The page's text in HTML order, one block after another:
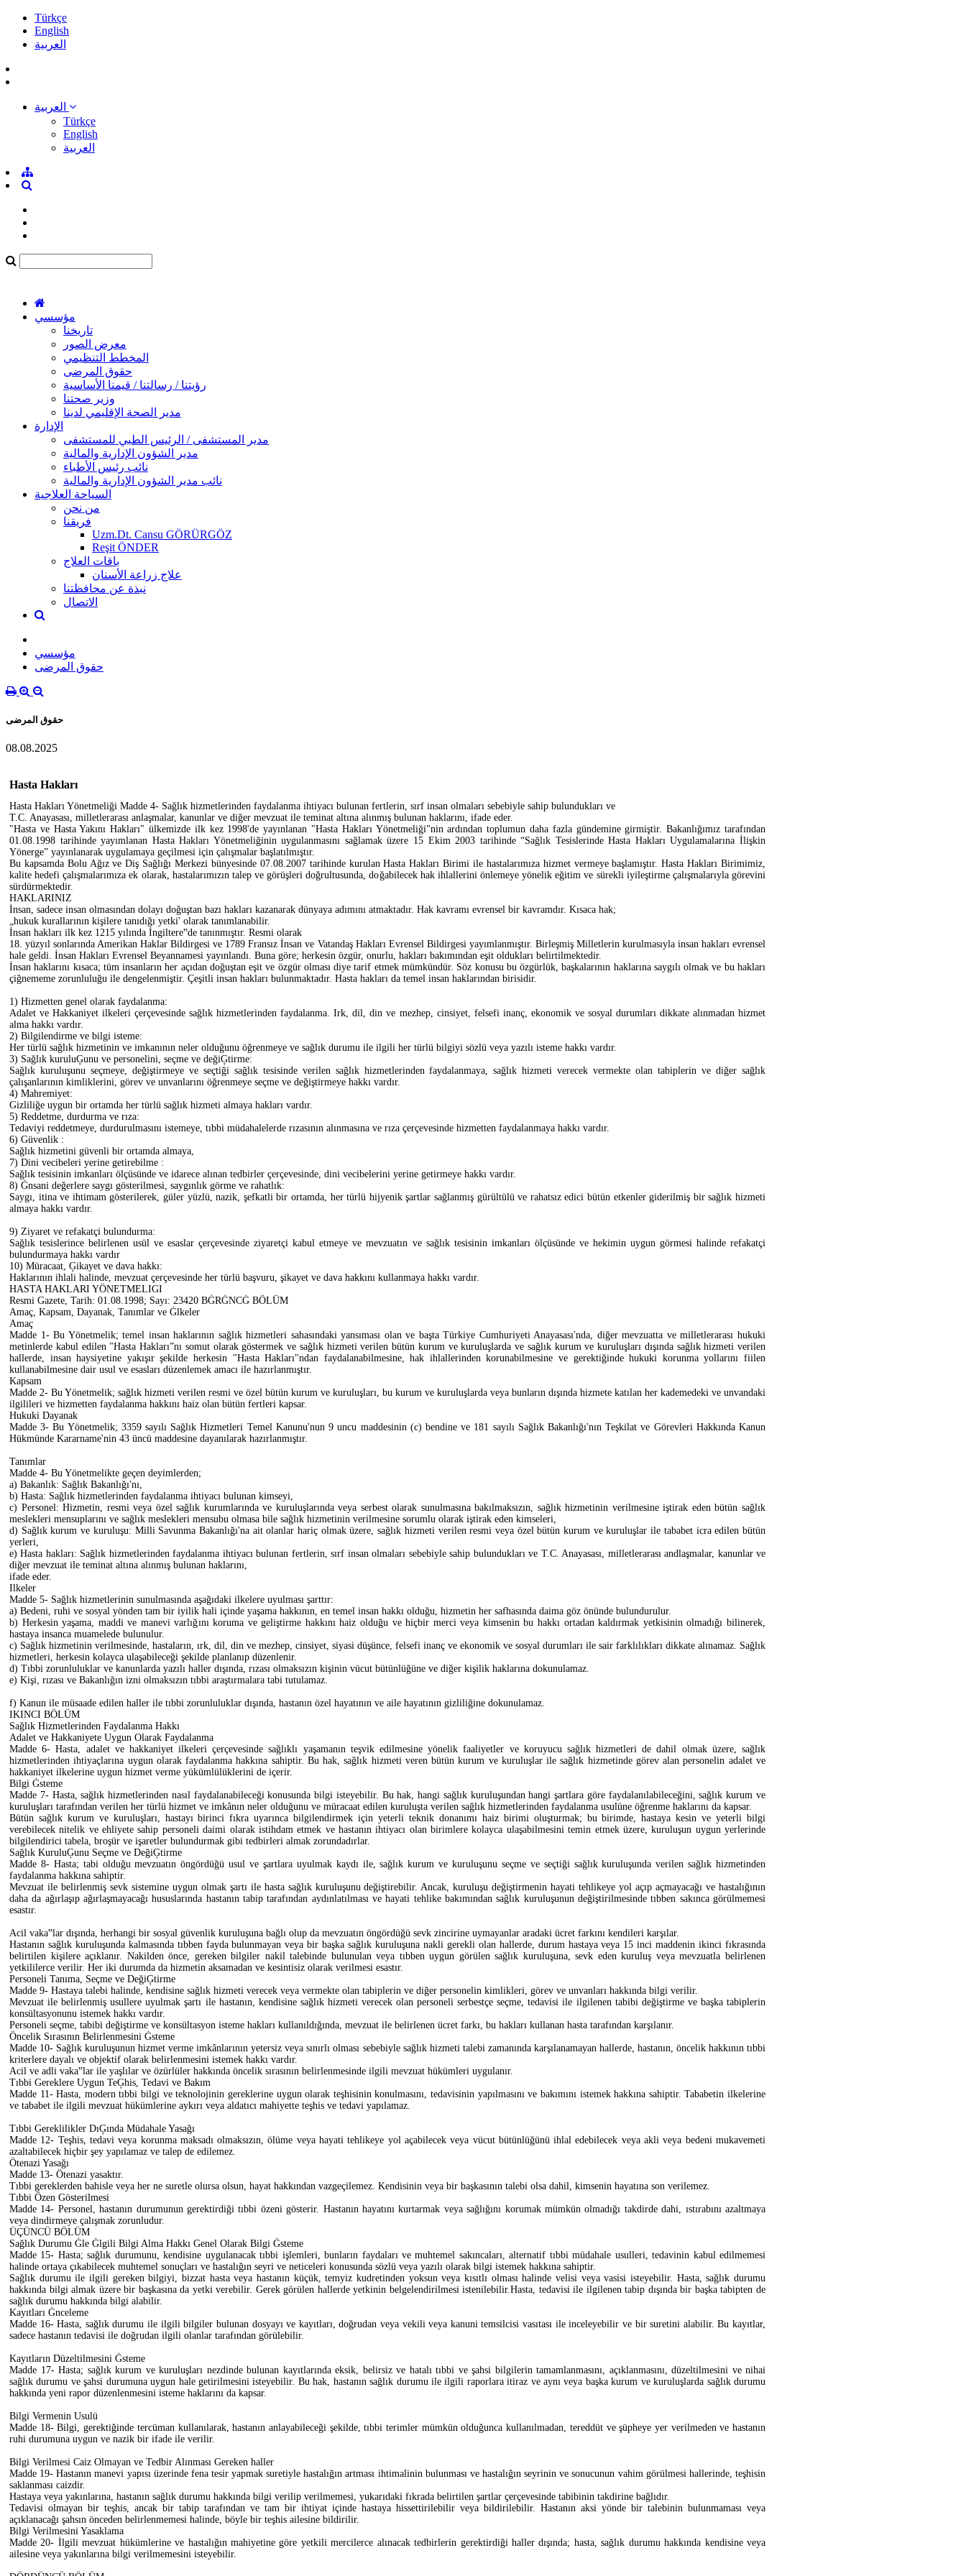
Türkçe
English
العربية
Türkçe
English
العربية
مؤسسي
تاريخنا
معرض الصور
المخطط التنظيمي
حقوق المرضى
رؤيتنا / رسالتنا / قيمنا الأساسية
وزير صحتنا
مدير الصحة الإقليمي لدينا
الإدارة
مدير المستشفى / الرئيس الطبي للمستشفى
مدير الشؤون الإدارية والمالية
نائب رئيس الأطباء
نائب مدير الشؤون الإدارية والمالية
السياحة العلاجية
من نحن
فريقنا
Uzm.Dt. Cansu GÖRÜRGÖZ
Reşit ÖNDER
باقات العلاج
علاج زراعة الأسنان
نبذة عن محافظتنا
الاتصال
مؤسسي
حقوق المرضى
حقوق المرضى
08.08.2025
Hasta Hakları
Hasta Hakları Yönetmeliği Madde 4- Sağlık hizmetlerinden faydalanma ihtiyacı bulunan fertlerin, sırf insan olmaları sebebiyle sahip bulundukları ve
T.C. Anayasası, milletlerarası anlaşmalar, kanunlar ve diğer mevzuat ile teminat altına alınmış bulunan haklarını, ifade eder.
"Hasta ve Hasta Yakını Hakları" ülkemizde ilk kez 1998'de yayınlanan "Hasta Hakları Yönetmeliği"nin ardından toplumun daha fazla gündemine girmiştir. Bakanlığımız tarafından
01.08.1998 tarihinde yayımlanan Hasta Hakları Yönetmeliğinin uygulanmasını sağlamak üzere 15 Ekim 2003 tarihinde “Sağlık Tesislerinde Hasta Hakları Uygulamalarına İlişkin
Yönerge” yayınlanarak uygulamaya geçilmesi için çalışmalar başlatılmıştır.
Bu kapsamda Bolu Ağız ve Diş Sağlığı Merkezi bünyesinde 07.08.2007 tarihinde kurulan Hasta Hakları Birimi ile hastalarımıza hizmet vermeye başlamıştır. Hasta Hakları Birimimiz,
kalite hedefi çalışmalarımıza ek olarak, hastalarımızın talep ve görüşleri doğrultusunda, doğabilecek hak ihlallerini önlemeye yönelik eğitim ve sürekli iyileştirme çalışmalarıyla görevini
sürdürmektedir.
HAKLARINIZ
İnsan, sadece insan olmasından dolayı doğuştan bazı hakları kazanarak dünyaya adımını atmaktadır. Hak kavramı evrensel bir kavramdır. Kısaca hak;
„hukuk kurallarının kişilere tanıdığı yetki' olarak tanımlanabilir.
İnsan hakları ilk kez 1215 yılında İngiltere‟de tanınmıştır. Resmi olarak
18. yüzyıl sonlarında Amerikan Haklar Bildirgesi ve 1789 Fransız İnsan ve Vatandaş Hakları Evrensel Bildirgesi yayımlanmıştır. Birleşmiş Milletlerin kurulmasıyla insan hakları evrensel
hale geldi. İnsan Hakları Evrensel Beyannamesi yayınlandı. Buna göre; herkesin özgür, onurlu, hakları bakımından eşit oldukları belirtilmektedir.
İnsan haklarını kısaca; tüm insanların her açıdan doğuştan eşit ve özgür olması diye tarif etmek mümkündür. Söz konusu bu özgürlük, başkalarının haklarına saygılı olmak ve bu hakları
çiğnememe zorunluluğu ile dengelenmiştir. Çeşitli insan hakları bulunmaktadır. Hasta hakları da temel insan haklarından birisidir.
1) Hizmetten genel olarak faydalanma:
Adalet ve Hakkaniyet ilkeleri çerçevesinde sağlık hizmetlerinden faydalanma. Irk, dil, din ve mezhep, cinsiyet, felsefi inanç, ekonomik ve sosyal durumları dikkate alınmadan hizmet
alma hakkı vardır.
2) Bilgilendirme ve bilgi isteme:
Her türlü sağlık hizmetinin ve imkanının neler olduğunu öğrenmeye ve sağlık durumu ile ilgili her türlü bilgiyi sözlü veya yazılı isteme hakkı vardır.
3) Sağlık kuruluĢunu ve personelini, seçme ve değiĢtirme:
Sağlık kuruluşunu seçmeye, değiştirmeye ve seçtiği sağlık tesisinde verilen sağlık hizmetlerinden faydalanmaya, sağlık hizmeti verecek vermekte olan tabiplerin ve diğer sağlık
çalışanlarının kimliklerini, görev ve unvanlarını öğrenmeye seçme ve değiştirmeye hakkı vardır.
4) Mahremiyet:
Gizliliğe uygun bir ortamda her türlü sağlık hizmeti almaya hakları vardır.
5) Reddetme, durdurma ve rıza:
Tedaviyi reddetmeye, durdurulmasını istemeye, tıbbi müdahalelerde rızasının alınmasına ve rıza çerçevesinde hizmetten faydalanmaya hakkı vardır.
6) Güvenlik :
Sağlık hizmetini güvenli bir ortamda almaya,
7) Dini vecibeleri yerine getirebilme :
Sağlık tesisinin imkanları ölçüsünde ve idarece alınan tedbirler çerçevesinde, dini vecibelerini yerine getirmeye hakkı vardır.
8) Ġnsani değerlere saygı gösterilmesi, saygınlık görme ve rahatlık:
Saygı, itina ve ihtimam gösterilerek, güler yüzlü, nazik, şefkatli bir ortamda, her türlü hijyenik şartlar sağlanmış gürültülü ve rahatsız edici bütün etkenler giderilmiş bir sağlık hizmeti
almaya hakkı vardır.
9) Ziyaret ve refakatçi bulundurma:
Sağlık tesislerince belirlenen usül ve esaslar çerçevesinde ziyaretçi kabul etmeye ve mevzuatın ve sağlık tesisinin imkanları ölçüsünde ve hekimin uygun görmesi halinde refakatçi
bulundurmaya hakkı vardır
10) Müracaat, Ģikayet ve dava hakkı:
Haklarının ihlali halinde, mevzuat çerçevesinde her türlü başvuru, şikayet ve dava hakkını kullanmaya hakkı vardır.
HASTA HAKLARI YÖNETMELIGI
Resmi Gazete, Tarih: 01.08.1998; Sayı: 23420 BĠRĠNCĠ BÖLÜM
Amaç, Kapsam, Dayanak, Tanımlar ve Ġlkeler
Amaç
Madde 1- Bu Yönetmelik; temel insan haklarının sağlık hizmetleri sahasındaki yansıması olan ve başta Türkiye Cumhuriyeti Anayasası'nda, diğer mevzuatta ve milletlerarası hukuki
metinlerde kabul edilen "Hasta Hakları”nı somut olarak göstermek ve sağlık hizmeti verilen bütün kurum ve kuruluşlarda ve sağlık kurum ve kuruluşları dışında sağlık hizmeti verilen
hallerde, insan haysiyetine yakışır şekilde herkesin "Hasta Hakları"ndan faydalanabilmesine, hak ihlallerinden korunabilmesine ve gerektiğinde hukuki korunma yollarını fiilen
kullanabilmesine dair usul ve esasları düzenlemek amacı ile hazırlanmıştır.
Kapsam
Madde 2- Bu Yönetmelik; sağlık hizmeti verilen resmi ve özel bütün kurum ve kuruluşları, bu kurum ve kuruluşlarda veya bunların dışında hizmete katılan her kademedeki ve unvandaki
ilgilileri ve hizmetten faydalanma hakkını haiz olan bütün fertleri kapsar.
Hukuki Dayanak
Madde 3- Bu Yönetmelik; 3359 sayılı Sağlık Hizmetleri Temel Kanunu'nun 9 uncu maddesinin (c) bendine ve 181 sayılı Sağlık Bakanlığı'nın Teşkilat ve Görevleri Hakkında Kanun
Hükmünde Kararname'nin 43 üncü maddesine dayanılarak hazırlanmıştır.
Tanımlar
Madde 4- Bu Yönetmelikte geçen deyimlerden;
a) Bakanlık: Sağlık Bakanlığı'nı,
b) Hasta: Sağlık hizmetlerinden faydalanma ihtiyacı bulunan kimseyi,
c) Personel: Hizmetin, resmi veya özel sağlık kurumlarında ve kuruluşlarında veya serbest olarak sunulmasına bakılmaksızın, sağlık hizmetinin verilmesine iştirak eden bütün sağlık
meslekleri mensuplarını ve sağlık meslekleri mensubu olmasa bile sağlık hizmetinin verilmesine sorumlu olarak iştirak eden kimseleri,
d) Sağlık kurum ve kuruluşu: Milli Savunma Bakanlığı'na ait olanlar hariç olmak üzere, sağlık hizmeti verilen resmi veya özel bütün kurum ve kuruluşlar ile tababet icra edilen bütün
yerleri,
e) Hasta hakları: Sağlık hizmetlerinden faydalanma ihtiyacı bulunan fertlerin, sırf insan olmaları sebebiyle sahip bulundukları ve T.C. Anayasası, milletlerarası andlaşmalar, kanunlar ve
diğer mevzuat ile teminat altına alınmış bulunan haklarını,
ifade eder.
Ilkeler
Madde 5- Sağlık hizmetlerinin sunulmasında aşağıdaki ilkelere uyulması şarttır:
a) Bedeni, ruhi ve sosyal yönden tam bir iyilik hali içinde yaşama hakkının, en temel insan hakkı olduğu, hizmetin her safhasında daima göz önünde bulundurulur.
b) Herkesin yaşama, maddi ve manevi varlığını koruma ve geliştirme hakkını haiz olduğu ve hiçbir merci veya kimsenin bu hakkı ortadan kaldırmak yetkisinin olmadığı bilinerek,
hastaya insanca muamelede bulunulur.
c) Sağlık hizmetinin verilmesinde, hastaların, ırk, dil, din ve mezhep, cinsiyet, siyasi düşünce, felsefi inanç ve ekonomik ve sosyal durumları ile sair farklılıkları dikkate alınamaz. Sağlık
hizmetleri, herkesin kolayca ulaşabileceği şekilde planlanıp düzenlenir.
d) Tıbbi zorunluluklar ve kanunlarda yazılı haller dışında, rızası olmaksızın kişinin vücut bütünlüğüne ve diğer kişilik haklarına dokunulamaz.
e) Kişi, rızası ve Bakanlığın izni olmaksızın tıbbi araştırmalara tabi tutulamaz.
f) Kanun ile müsaade edilen haller ile tıbbi zorunluluklar dışında, hastanın özel hayatının ve aile hayatının gizliliğine dokunulamaz.
IKINCI BÖLÜM
Sağlık Hizmetlerinden Faydalanma Hakkı
Adalet ve Hakkaniyete Uygun Olarak Faydalanma
Madde 6- Hasta, adalet ve hakkaniyet ilkeleri çerçevesinde sağlıklı yaşamanın teşvik edilmesine yönelik faaliyetler ve koruyucu sağlık hizmetleri de dahil olmak üzere, sağlık
hizmetlerinden ihtiyaçlarına uygun olarak faydalanma hakkına sahiptir. Bu hak, sağlık hizmeti veren bütün kurum ve kuruluşlar ile sağlık hizmetinde görev alan personelin adalet ve
hakkaniyet ilkelerine uygun hizmet verme yükümlülüklerini de içerir.
Bilgi Ġsteme
Madde 7- Hasta, sağlık hizmetlerinden nasıl faydalanabileceği konusunda bilgi isteyebilir. Bu hak, hangi sağlık kuruluşundan hangi şartlara göre faydalanılabileceğini, sağlık kurum ve
kuruluşları tarafından verilen her türlü hizmet ve imkânın neler olduğunu ve müracaat edilen kuruluşta verilen sağlık hizmetlerinden faydalanma usulüne öğrenme haklarını da kapsar.
Bütün sağlık kurum ve kuruluşları, hastayı birinci fıkra uyarınca bilgilendirmek için yeterli teknik donanımı haiz birimi oluşturmak; bu birimde, hastaya kesin ve yeterli bilgi
verebilecek nitelik ve ehliyete sahip personeli daimi olarak istihdam etmek ve hastanın ihtiyacı olan birimlere kolayca ulaşabilmesini temin etmek üzere, kuruluşun uygun yerlerinde
bilgilendirici tabela, broşür ve işaretler bulundurmak gibi tedbirleri almak zorundadırlar.
Sağlık KuruluĢunu Seçme ve DeğiĢtirme
Madde 8- Hasta; tabi olduğu mevzuatın öngördüğü usul ve şartlara uyulmak kaydı ile, sağlık kurum ve kuruluşunu seçme ve seçtiği sağlık kuruluşunda verilen sağlık hizmetinden
faydalanma hakkına sahiptir.
Mevzuat ile belirlenmiş sevk sistemine uygun olmak şartı ile hasta sağlık kuruluşunu değiştirebilir. Ancak, kuruluşu değiştirmenin hayati tehlikeye yol açıp açmayacağı ve hastalığının
daha da ağırlaşıp ağırlaşmayacağı hususlarında hastanın tabip tarafından aydınlatılması ve hayati tehlike bakımından sağlık kuruluşunun değiştirilmesinde tıbben sakınca görülmemesi
esastır.
Acil vaka‟lar dışında, herhangi bir sosyal güvenlik kuruluşuna bağlı olup da mevzuatın öngördüğü sevk zincirine uymayanlar aradaki ücret farkını kendileri karşılar.
Hastanın sağlık kuruluşunda kalmasında tıbben fayda bulunmayan veya bir başka sağlık kuruluşuna nakli gerekli olan hallerde, durum hastaya veya 15 inci maddenin ikinci fıkrasında
belirtilen kişilere açıklanır. Nakilden önce, gereken bilgiler nakil talebinde bulunulan veya tıbben uygun görülen sağlık kuruluşuna, sevk eden kuruluş veya mevzuatla belirlenen
yetkililerce verilir. Her iki durumda da hizmetin aksamadan ve kesintisiz olarak verilmesi esastır.
Personeli Tanıma, Seçme ve DeğiĢtirme
Madde 9- Hastaya talebi halinde, kendisine sağlık hizmeti verecek veya vermekte olan tabiplerin ve diğer personelin kimlikleri, görev ve unvanları hakkında bilgi verilir.
Mevzuat ile belirlenmiş usullere uyulmak şartı ile hastanın, kendisine sağlık hizmeti verecek olan personeli serbestçe seçme, tedavisi ile ilgilenen tabibi değiştirme ve başka tabiplerin
konsültasyonunu istemek hakkı vardır.
Personeli seçme, tabibi değiştirme ve konsültasyon isteme hakları kullanıldığında, mevzuat ile belirlenen ücret farkı, bu hakları kullanan hasta tarafından karşılanır.
Öncelik Sırasının Belirlenmesini Ġsteme
Madde 10- Sağlık kuruluşunun hizmet verme imkânlarının yetersiz veya sınırlı olması sebebiyle sağlık hizmeti talebi zamanında karşılanamayan hallerde, hastanın, öncelik hakkının tıbbi
kriterlere dayalı ve objektif olarak belirlenmesini istemek hakkı vardır.
Acil ve adli vaka‟lar ile yaşlılar ve özürlüler hakkında öncelik sırasının belirlenmesinde ilgili mevzuat hükümleri uygulanır.
Tıbbi Gereklere Uygun TeĢhis, Tedavi ve Bakım
Madde 11- Hasta, modern tıbbi bilgi ve teknolojinin gereklerine uygun olarak teşhisinin konulmasını, tedavisinin yapılmasını ve bakımını istemek hakkına sahiptir. Tababetin ilkelerine
ve tababet ile ilgili mevzuat hükümlerine aykırı veya aldatıcı mahiyette teşhis ve tedavi yapılamaz.
Tıbbi Gereklilikler DıĢında Müdahale Yasağı
Madde 12- Teşhis, tedavi veya korunma maksadı olmaksızın, ölüme veya hayati tehlikeye yol açabilecek veya vücut bütünlüğünü ihlal edebilecek veya akli veya bedeni mukavemeti
azaltabilecek hiçbir şey yapılamaz ve talep de edilemez.
Ötenazi Yasağı
Madde 13- Ötenazi yasaktır.
Tıbbi gereklerden bahisle veya her ne suretle olursa olsun, hayat hakkından vazgeçilemez. Kendisinin veya bir başkasının talebi olsa dahil, kimsenin hayatına son verilemez.
Tıbbi Özen Gösterilmesi
Madde 14- Personel, hastanın durumunun gerektirdiği tıbbi özeni gösterir. Hastanın hayatını kurtarmak veya sağlığını korumak mümkün olmadığı takdirde dahi, ıstırabını azaltmaya
veya dindirmeye çalışmak zorunludur.
ÜÇÜNCÜ BÖLÜM
Sağlık Durumu Ġle Ġlgili Bilgi Alma Hakkı Genel Olarak Bilgi Ġsteme
Madde 15- Hasta; sağlık durumunu, kendisine uygulanacak tıbbi işlemleri, bunların faydaları ve muhtemel sakıncaları, alternatif tıbbi müdahale usulleri, tedavinin kabul edilmemesi
halinde ortaya çıkabilecek muhtemel sonuçları ve hastalığın seyri ve neticeleri konusunda sözlü veya yazılı olarak bilgi istemek hakkına sahiptir.
Sağlık durumu ile ilgili gereken bilgiyi, bizzat hasta veya hastanın küçük, temyiz kudretinden yoksun veya kısıtlı olması halinde velisi veya vasisi isteyebilir. Hasta, sağlık durumu
hakkında bilgi almak üzere bir başkasına da yetki verebilir. Gerek görülen hallerde yetkinin belgelendirilmesi istenilebilir.Hasta, tedavisi ile ilgilenen tabip dışında bir başka tabipten de
sağlık durumu hakkında bilgi alabilir.
Kayıtları Ġnceleme
Madde 16- Hasta, sağlık durumu ile ilgili bilgiler bulunan dosyayı ve kayıtları, doğrudan veya vekili veya kanuni temsilcisi vasıtası ile inceleyebilir ve bir suretini alabilir. Bu kayıtlar,
sadece hastanın tedavisi ile doğrudan ilgili olanlar tarafından görülebilir.
Kayıtların Düzeltilmesini Ġsteme
Madde 17- Hasta; sağlık kurum ve kuruluşları nezdinde bulunan kayıtlarında eksik, belirsiz ve hatalı tıbbi ve şahsi bilgilerin tamamlanmasını, açıklanmasını, düzeltilmesini ve nihai
sağlık durumu ve şahsi durumuna uygun hale getirilmesini isteyebilir. Bu hak, hastanın sağlık durumu ile ilgili raporlara itiraz ve aynı veya başka kurum ve kuruluşlarda sağlık durumu
hakkında yeni rapor düzenlenmesini isteme haklarını da kapsar.
Bilgi Vermenin Usulü
Madde 18- Bilgi, gerektiğinde tercüman kullanılarak, hastanın anlayabileceği şekilde, tıbbi terimler mümkün olduğunca kullanılmadan, tereddüt ve şüpheye yer verilmeden ve hastanın
ruhi durumuna uygun ve nazik bir ifade ile verilir.
Bilgi Verilmesi Caiz Olmayan ve Tedbir Alınması Gereken haller
Madde 19- Hastanın manevi yapısı üzerinde fena tesir yapmak suretiyle hastalığın artması ihtimalinin bulunması ve hastalığın seyrinin ve sonucunun vahim görülmesi hallerinde, teşhisin
saklanması caizdir.
Hastaya veya yakınlarına, hastanın sağlık durumu hakkında bilgi verilip verilmemesi, yukarıdaki fıkrada belirtilen şartlar çerçevesinde tabibinin takdirine bağlıdır.
Tedavisi olmayan bir teşhis, ancak bir tabip tarafından ve tam bir ihtiyat içinde hastaya hissettirilebilir veya bildirilebilir. Hastanın aksi yönde bir talebinin bulunmaması veya
açıklanacağı şahsın önceden belirlenmemesi halinde, böyle bir teşhis ailesine bildirilir.
Bilgi Verilmesini Yasaklama
Madde 20- İlgili mevzuat hükümlerine ve hastalığın mahiyetine göre yetkili mercilerce alınacak tedbirlerin gerektirdiği haller dışında; hasta, sağlık durumu hakkında kendisine veya
ailesine veya yakınlarına bilgi verilmemesini isteyebilir.